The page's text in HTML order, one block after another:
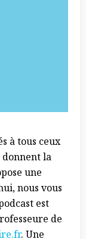
à tous ceux
donnent la
une
nous vous
est
de
. Une